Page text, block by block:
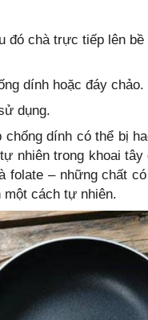
đó chà trực tiếp lên bề
dính hoặc đáy chảo.
dụng.
dính có thể bị
nhiên trong khoai tây
folate – những chất
cách tự nhiên.